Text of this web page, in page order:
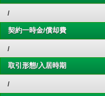
/
契約一時金/償却費
/
取引形態/入居時期
/